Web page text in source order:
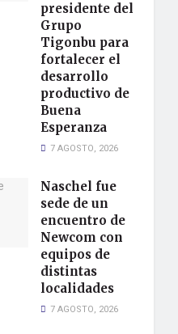
presidente del
Grupo
Tigonbu para
fortalecer el
desarrollo
productivo de
Buena
Esperanza
7 AGOSTO, 2026
Naschel fue
sede de un
encuentro de
Newcom con
equipos de
distintas
localidades
7 AGOSTO, 2026